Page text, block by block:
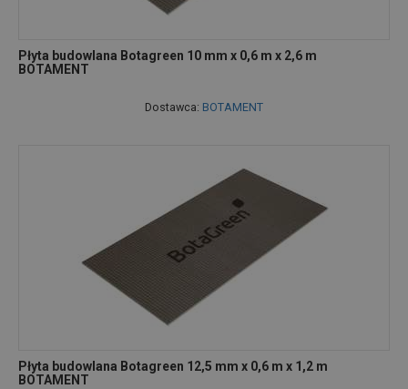
Płyta budowlana Botagreen 10 mm x 0,6 m x 2,6 m
BOTAMENT
Dostawca: BOTAMENT
Płyta budowlana Botagreen 12,5 mm x 0,6 m x 1,2 m
BOTAMENT